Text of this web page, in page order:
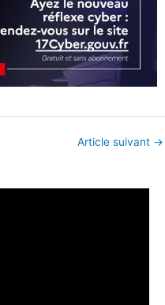
Article suivant →